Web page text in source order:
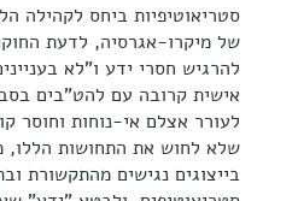
סטריאוטיפיות ביחס לקהילה
של מיקרו-אגרסיה, לדעת
להרגיש חסרי ידע ו"לא
אישית קרובה עם להט"בים
לעורר אצלם אי-נוחות וחוסר
שלא לחוש את התחושות הללו,
בייצוגים נגישים מהתקשורת